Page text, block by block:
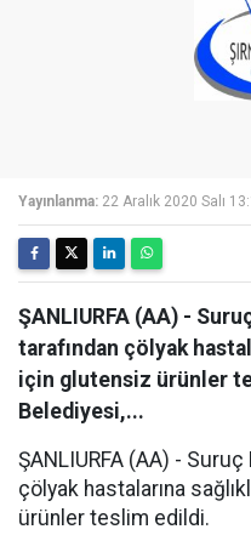
Yayınlanma: 22 Aralık 2020 Salı
ŞANLIURFA (AA) -
tarafından çölyak
için glutensiz ürünler
Belediyesi,...
ŞANLIURFA (AA) -
çölyak hastalarına
ürünler teslim edildi.